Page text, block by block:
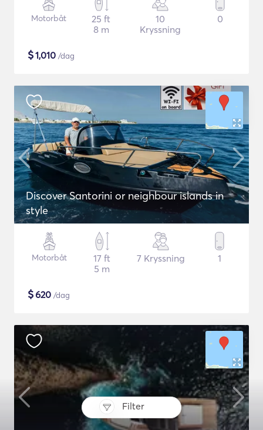
Filter
Motorbåt
25 ft
8 m
10
Kryssning
0
$1,010 /dag
Discover Santorini or neighbour islands in
style
Motorbåt
17 ft
5 m
7 Kryssning 1
$620 /dag